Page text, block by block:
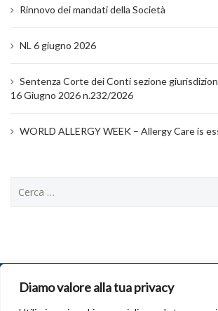
Diamo valore alla tua privacy
Rinnovo dei mandati della Società
NL 6 giugno 2026
Sentenza Corte dei Conti sezione
16 Giugno 2026 n.232/2026
WORLD ALLERGY WEEK – Allergy Care is
per:
© 2026SIAAIC. Tutti i diritti